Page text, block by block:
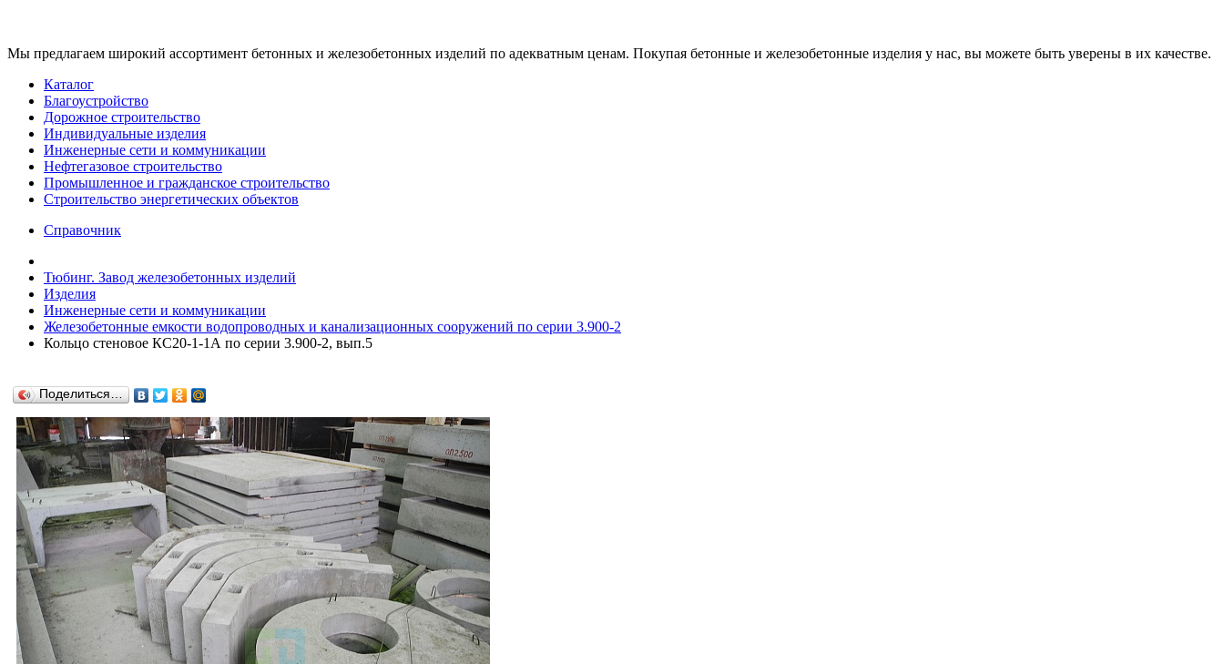
Мы предлагаем широкий ассортимент бетонных и железобетонных изделий по адекватным ценам. Покупая бетонные и железобетонные изделия у нас, вы можете быть уверены в их качестве.
Каталог
Благоустройство
Дорожное строительство
Индивидуальные изделия
Инженерные сети и коммуникации
Нефтегазовое строительство
Промышленное и гражданское строительство
Строительство энергетических объектов
Справочник
Тюбинг. Завод железобетонных изделий
Изделия
Инженерные сети и коммуникации
Железобетонные емкости водопроводных и канализационных сооружений по серии 3.900-2
Кольцо стеновое КС20-1-1А по серии 3.900-2, вып.5
Поделиться…